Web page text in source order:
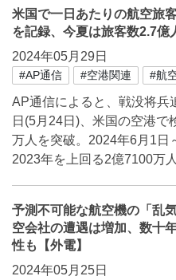
米国で一日あたりの航空旅
を記録、今夏は旅客数2.7億
2024年05月29日
#AP通信 #空港関連 #航
AP通信によると、戦没将兵
日(5月24日)、米国の空港
万人を突破。2024年6月1日
2023年を上回る2億7100万
予測不可能な航空機の「乱
空会社の遭遇は増加、数十
性も【外電】
2024年05月25日